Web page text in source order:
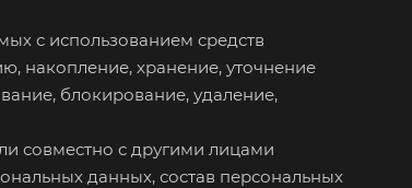
с использованием средств
накопление, хранение, уточнение
блокирование, удаление,
совместно с другими лицами
данных, состав персональных